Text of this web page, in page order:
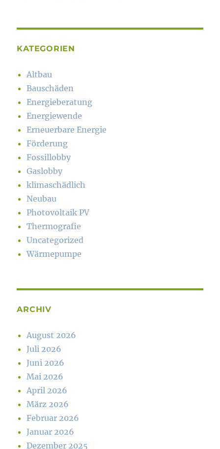
KATEGORIEN
Altbau
Bauschäden
Energieberatung
Energiewende
Erneuerbare Energie
Förderung
Fossillobby
Gaslobby
klimaschädlich
Neubau
Photovoltaik PV
Thermografie
Uncategorized
Wärmepumpe
ARCHIV
August 2026
Juli 2026
Juni 2026
Mai 2026
April 2026
März 2026
Februar 2026
Januar 2026
Dezember 2025